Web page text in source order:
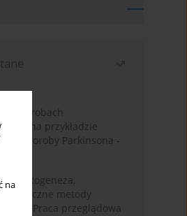
na
w chorobach
na przykładzie
i choroby Parkinsona -
– patogeneza,
metody
Praca przeglądowa